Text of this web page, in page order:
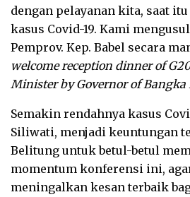
dengan pelayanan kita, saat
kasus Covid-19. Kami
Pemprov. Kep. Babel secara
welcome reception dinner of
Minister by Governor of Bangka
Semakin rendahnya kasus
Siliwati, menjadi keuntungan
Belitung untuk betul-betul
momentum konferensi ini,
meningalkan kesan terbaik